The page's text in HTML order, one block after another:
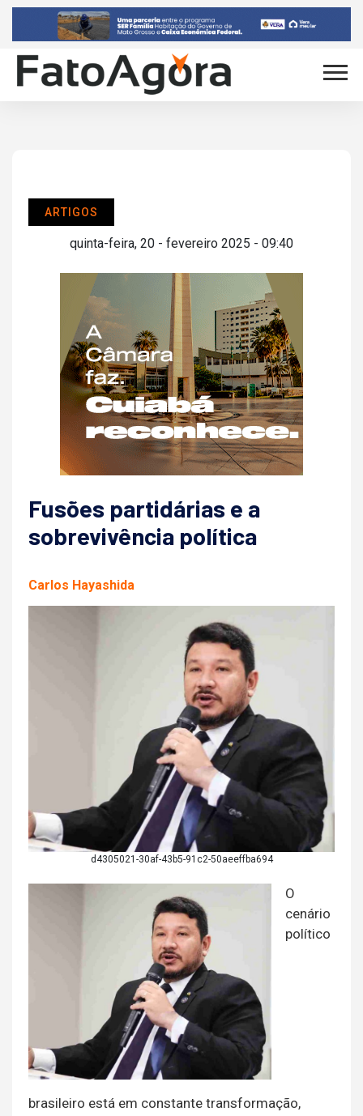
ARTIGOS
quinta-feira, 20 - fevereiro 2025 - 09:40
Fusões partidárias e a
sobrevivência política
Carlos Hayashida
d4305021-30af-43b5-91c2-50aeeffba694
O
cenário
político
brasileiro está em constante transformação,